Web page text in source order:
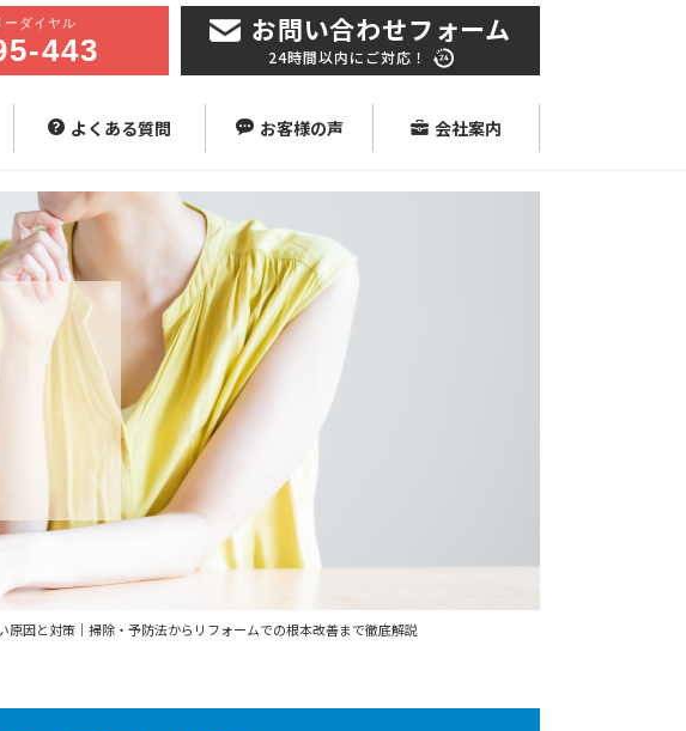
お問い合わせフォーム
24時間以内にご対応！
よくある質問 お客様の声 会社案内
原因と対策｜掃除・予防法からリフォームでの根本改善まで徹底解説